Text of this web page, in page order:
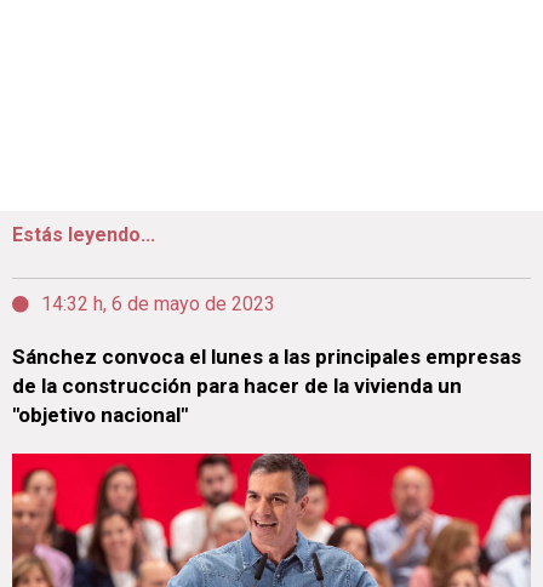
Estás leyendo...
14:32 h, 6 de mayo de 2023
Sánchez convoca el lunes a las principales empresas
de la construcción para hacer de la vivienda un
"objetivo nacional"